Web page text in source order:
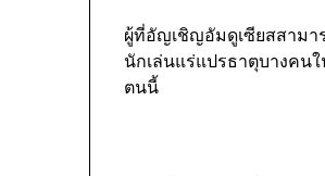
ผู้ที่อัญเชิญอัมดูเซียสสามา
นักเล่นแร่แปรธาตุบางคน
ตนนี้